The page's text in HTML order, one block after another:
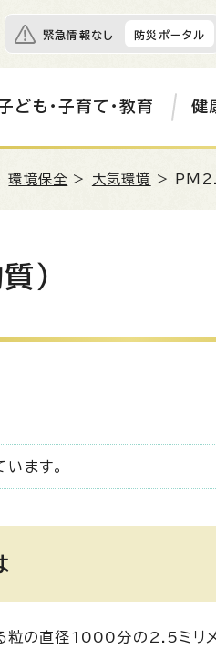
緊急情報なし 防災ポータル
ども・子育て・教育 健
環境保全 > 大気環境 >
）
ます。
粒の直径1000分の2.5ミリメ